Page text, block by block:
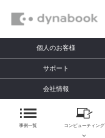
個人のお客様
サポート
会社情報
事例一覧 コンピューティング